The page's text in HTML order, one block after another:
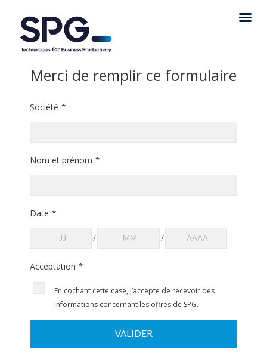
Merci de remplir ce formulaire
Société *
Nom et prénom *
Date *
/ /
Acceptation *
En cochant cette case, j’accepte de recevoir des
informations concernant les offres de SPG.
VALIDER